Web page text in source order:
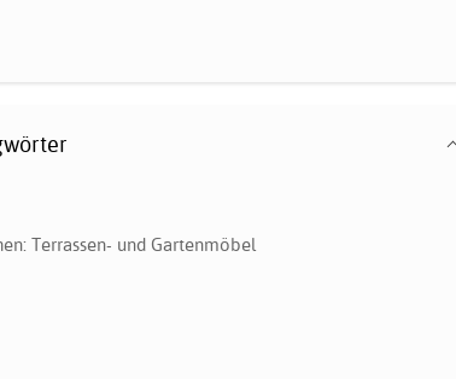
Terrassen- und Gartenmöbel